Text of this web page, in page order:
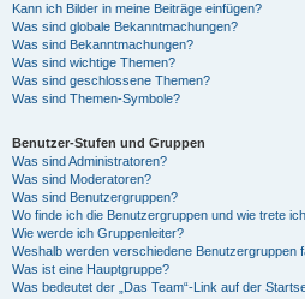
Kann ich Bilder in meine Beiträge einfügen?
Was sind globale Bekanntmachungen?
Was sind Bekanntmachungen?
Was sind wichtige Themen?
Was sind geschlossene Themen?
Was sind Themen-Symbole?
Benutzer-Stufen und Gruppen
Was sind Administratoren?
Was sind Moderatoren?
Was sind Benutzergruppen?
Wo finde ich die Benutzergruppen und wie trete
Wie werde ich Gruppenleiter?
Weshalb werden verschiedene Benutzergruppen
Was ist eine Hauptgruppe?
Was bedeutet der „Das Team“-Link auf der